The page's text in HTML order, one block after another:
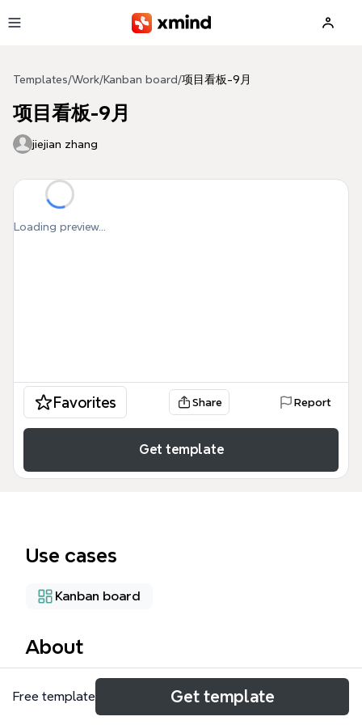
Templates/Work/Kanban board /项目看板-9月
项目看板-9月
jiejian zhang
Loading preview...
Favorites Share Report
Get template
Use cases
Kanban board
About
项目看板-9月是一个面向研发团队的月度项目管理模
板，涵盖8个主要项目分支，总计112个节点。模板以看
Free template Get template